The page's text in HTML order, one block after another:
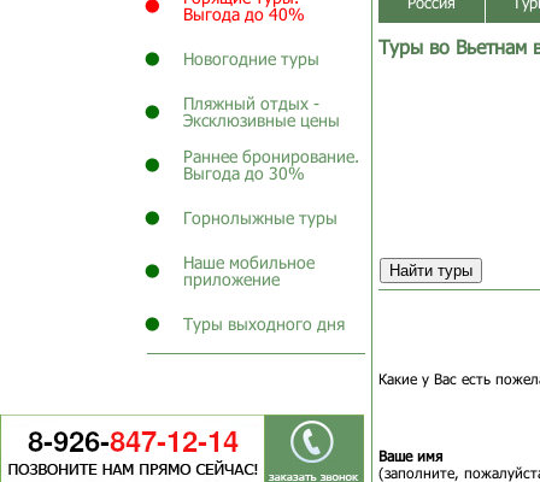
Выгода до 40%
Новогодние туры
Пляжный отдых -
Эксклюзивные цены
Раннее бронирование.
Выгода до 30%
Горнолыжные туры
Наше мобильное
приложение
Туры выходного дня
Туры во Вьетнам
Какие у Вас есть
Ваше имя
(заполните,